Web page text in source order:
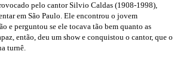
pelo cantorSilvio Caldas (1908-1998),
em São Paulo. Ele encontrou o jovem
e perguntou se ele tocava tão bem quanto as
então, deu um show e conquistou o cantor, que o
turnê.